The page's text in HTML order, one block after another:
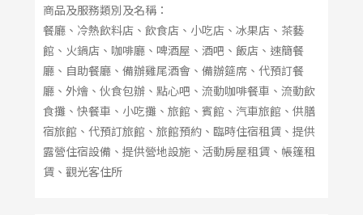
商品及服務類別及名稱：
餐廳、冷熱飲料店、飲食店、小吃店、冰果店、茶藝
館、火鍋店、咖啡廳、啤酒屋、酒吧、飯店、速簡餐
廳、自助餐廳、備辦雞尾酒會、備辦筵席、代預訂餐
廳、外燴、伙食包辦、點心吧、流動咖啡餐車、流動飲
食攤、快餐車、小吃攤、旅館、賓館、汽車旅館、供膳
宿旅館、代預訂旅館、旅館預約、臨時住宿租賃、提供
露營住宿設備、提供營地設施、活動房屋租賃、帳篷租
賃、觀光客住所